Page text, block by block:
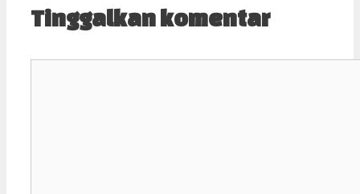
Tinggalkan komentar